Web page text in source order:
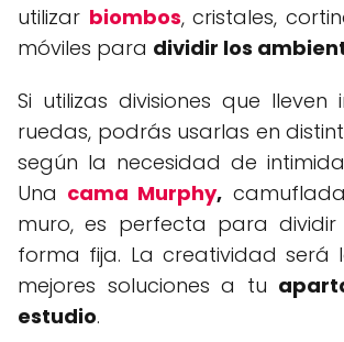
utilizar biombos, cristales,
móviles para dividir los
Si utilizas divisiones que lleven
ruedas, podrás usarlas en
según la necesidad de
Una cama Murphy,
muro, es perfecta para dividir
forma fija. La creatividad será
mejores soluciones a tu
estudio.